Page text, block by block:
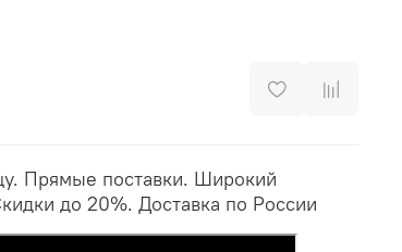
Прямые поставки. Широкий
до 20%. Доставка по России